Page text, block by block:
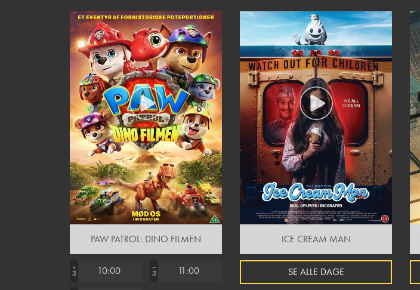
PAW PATROL: DINO FILMEN
Sal 4 10:00 Sal 1 11:00
ICE CREAM MAN
SE ALLE DAGE